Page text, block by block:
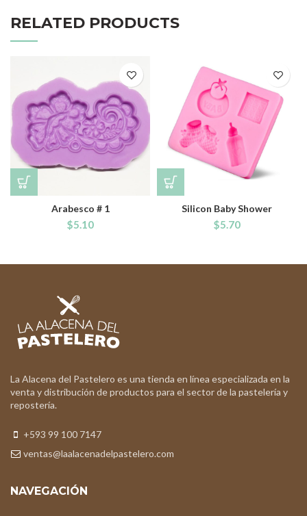
RELATED PRODUCTS
Arabesco # 1
$5.10
Silicon Baby Shower
$5.70
La Alacena del Pastelero es una tienda en línea especializada en la
venta y distribución de productos para el sector de la pastelería y
repostería.
+593 99 100 7147
ventas@laalacenadelpastelero.com
NAVEGACIÓN